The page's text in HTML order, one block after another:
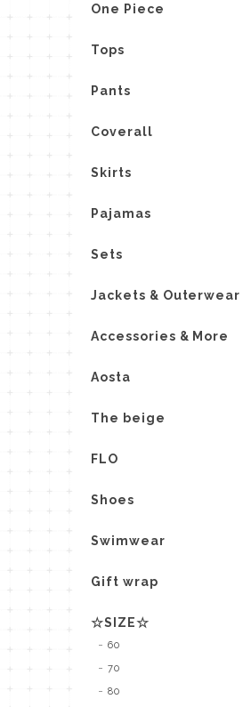
One Piece
Tops
Pants
Coverall
Skirts
Pajamas
Sets
Jackets & Outerwear
Accessories & More
Aosta
The beige
FLO
Shoes
Swimwear
Gift wrap
☆SIZE☆
60
70
80